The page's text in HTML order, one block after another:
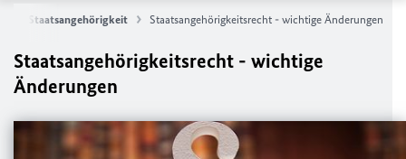
Staatsangehörigkeit Staatsangehörigkeitsrecht - wichtige Änderungen
Staatsangehörigkeitsrecht - wichtige
Änderungen